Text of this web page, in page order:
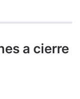
a cierre